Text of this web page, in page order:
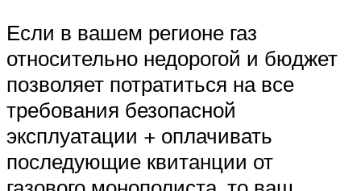
Если в вашем регионе газ
относительно недорогой и бюджет
позволяет потратиться на все
требования безопасной
эксплуатации + оплачивать
последующие квитанции от